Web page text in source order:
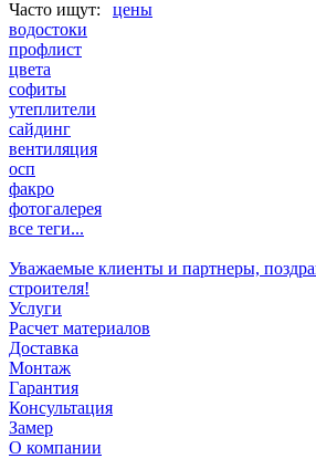
цены
водостоки
профлист
цвета
софиты
утеплители
сайдинг
вентиляция
осп
факро
фотогалерея
все теги...
Уважаемые клиенты и партнеры,
строителя!
Услуги
Расчет материалов
Доставка
Монтаж
Гарантия
Консультация
Замер
О компании